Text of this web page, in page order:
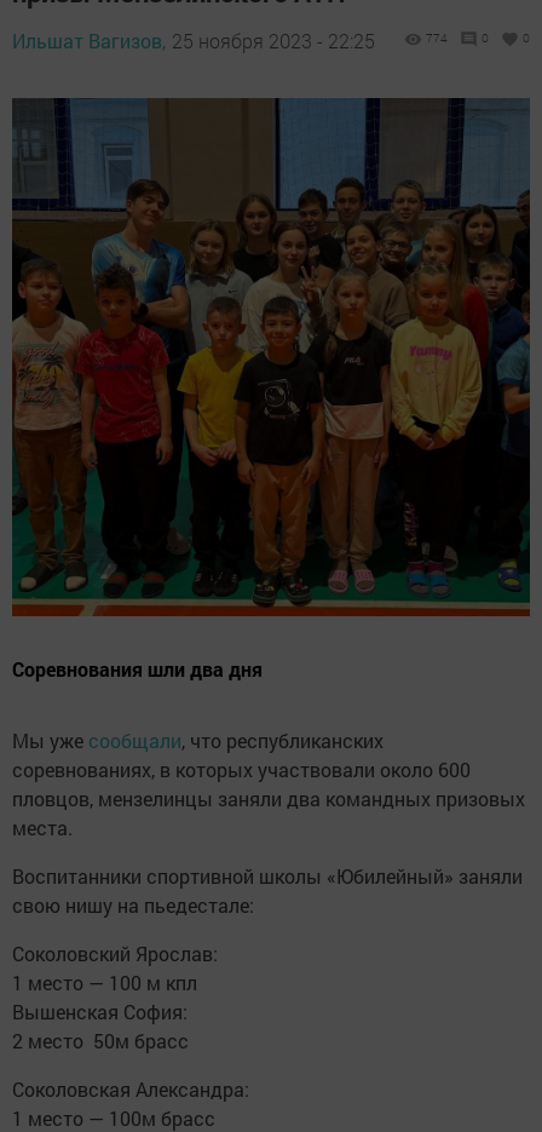
Ильшат Вагизов, 25 ноября 2023 - 22:25 774 0 0
Соревнования шли два дня
Мы уже сообщали, что республиканских
соревнованиях, в которых участвовали около 600
пловцов, мензелинцы заняли два командных призовых
места.
Воспитанники спортивной школы «Юбилейный» заняли
свою нишу на пьедестале:
Соколовский Ярослав:
1 место — 100 м кпл
Вышенская София:
2 место 50м брасс
Соколовская Александра:
1 место — 100м брасс